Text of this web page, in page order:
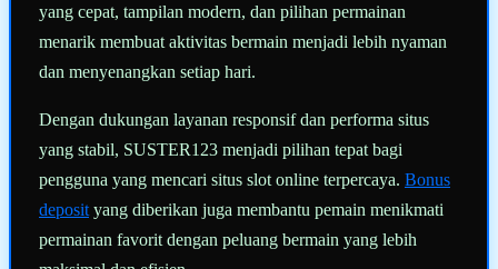
yang cepat, tampilan modern, dan pilihan permainan
menarik membuat aktivitas bermain menjadi lebih nyaman
dan menyenangkan setiap hari.
Dengan dukungan layanan responsif dan performa situs
yang stabil, SUSTER123 menjadi pilihan tepat bagi
pengguna yang mencari situs slot online terpercaya. Bonus
deposit yang diberikan juga membantu pemain menikmati
permainan favorit dengan peluang bermain yang lebih